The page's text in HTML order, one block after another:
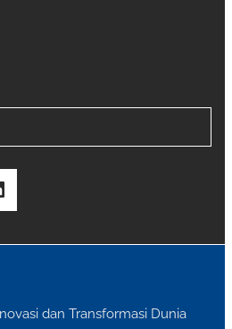
dan Transformasi Dunia